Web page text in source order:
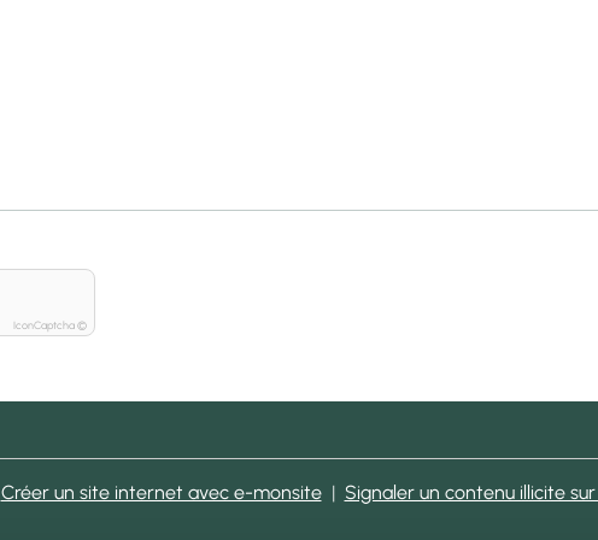
IconCaptcha ©
Créer un site internet avec e-monsite Signaler un contenu illicite